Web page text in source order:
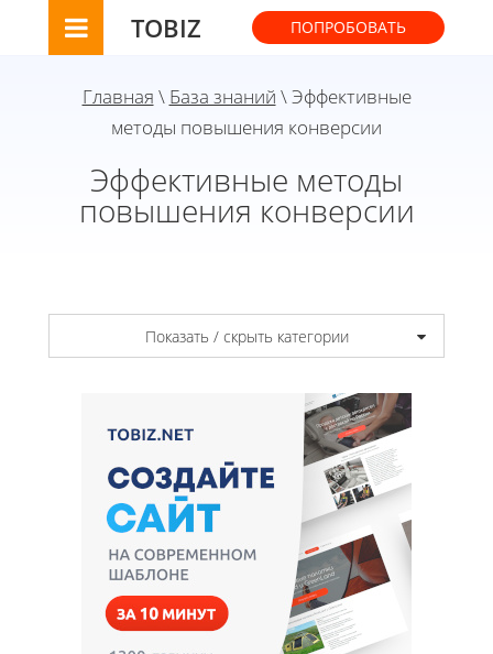
TOBIZ ПОПРОБОВАТЬ
Главная \ База знаний \ Эффективные
методы повышения конверсии
Эффективные методы
повышения конверсии
Показать / скрыть категории